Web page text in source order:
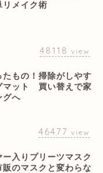
リメイク術
48118 view
たもの！掃除がしやす
マット 買い替えで家
グへ
46477 view
ー入りプリーツマスク
のマスクと変わらな